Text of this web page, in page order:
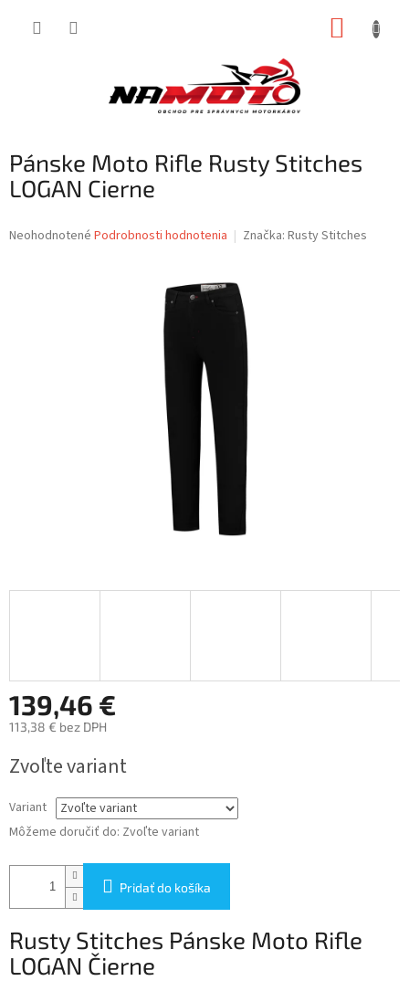
Pánske Moto Rifle Rusty Stitches
LOGAN Cierne
Priemerné
Neohodnotené Podrobnosti hodnotenia Značka: Rusty Stitches
139,46 €
113,38 € bez DPH
cena:
Zvoľte variant
Variant
Môžeme doručiť do: Zvoľte variant
Pridať do košíka
Rusty Stitches Pánske Moto Rifle
LOGAN Čierne